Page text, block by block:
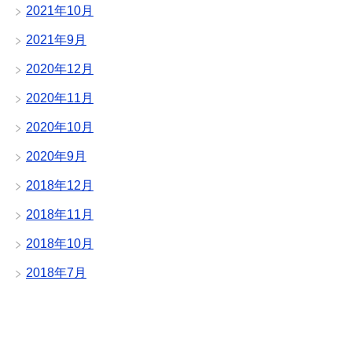
2021年10月
2021年9月
2020年12月
2020年11月
2020年10月
2020年9月
2018年12月
2018年11月
2018年10月
2018年7月